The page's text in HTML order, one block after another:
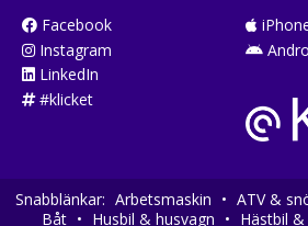
Facebook
Instagram
LinkedIn
#klicket
Snabblänkar: Arbetsmaskin • ATV &
Båt • Husbil & husvagn • Hästbil